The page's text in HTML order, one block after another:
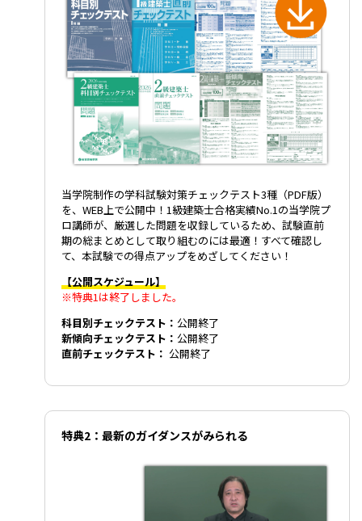
当学院制作の学科試験対策チェックテスト3種（PDF版）
を、WEB上で公開中！1級建築士合格実績No.1の当学院プ
ロ講師が、厳選した問題を収録しているため、試験直前
期の総まとめとして取り組むのには最適！すべて確認し
て、本試験での得点アップをめざしてください！
【公開スケジュール】
※特典1は終了しました。
科目別チェックテスト： 公開終了
新傾向チェックテスト： 公開終了
直前チェックテスト： 公開終了
特典2：最新のガイダンスがみられる